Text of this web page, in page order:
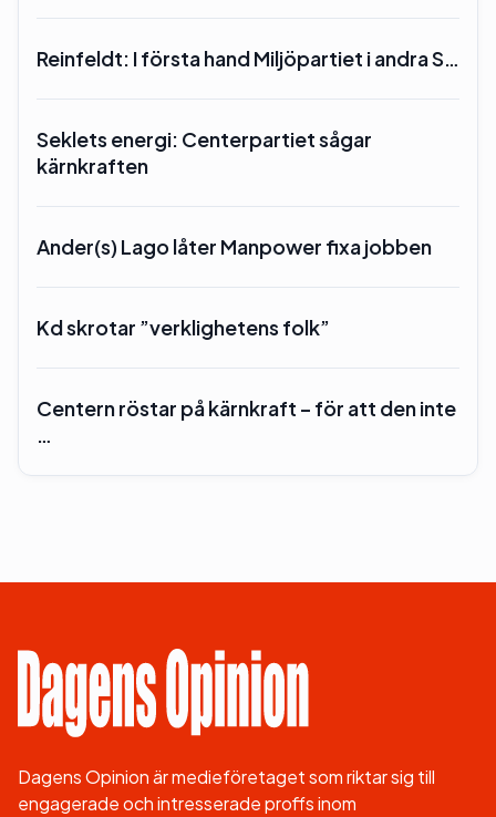
Reinfeldt: I första hand Miljöpartiet i andra S…
Seklets energi: Centerpartiet sågar
kärnkraften
Ander(s) Lago låter Manpower fixa jobben
Kd skrotar ”verklighetens folk”
Centern röstar på kärnkraft – för att den inte
…
Dagens Opinion är medieföretaget som riktar sig till
engagerade och intresserade proffs inom